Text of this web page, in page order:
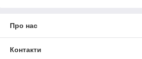
Про нас
Контакти